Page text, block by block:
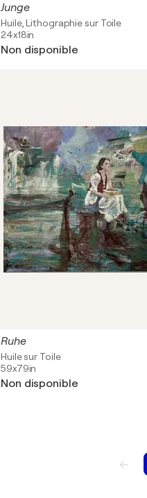
Junge
Huile, Lithographie sur Toile
24x18in
Non disponible
Ruhe
Huile sur Toile
59x79in
Non disponible